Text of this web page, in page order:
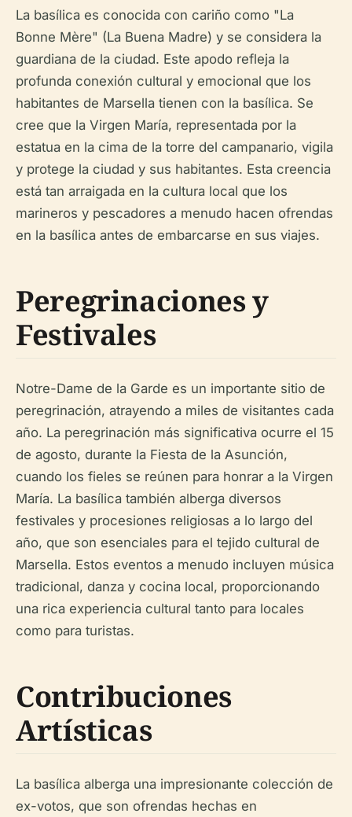
La basílica es conocida con cariño como "La
Bonne Mère" (La Buena Madre) y se considera la
guardiana de la ciudad. Este apodo refleja la
profunda conexión cultural y emocional que los
habitantes de Marsella tienen con la basílica. Se
cree que la Virgen María, representada por la
estatua en la cima de la torre del campanario, vigila
y protege la ciudad y sus habitantes. Esta creencia
está tan arraigada en la cultura local que los
marineros y pescadores a menudo hacen ofrendas
en la basílica antes de embarcarse en sus viajes.
Peregrinaciones y
Festivales
Notre-Dame de la Garde es un importante sitio de
peregrinación, atrayendo a miles de visitantes cada
año. La peregrinación más significativa ocurre el 15
de agosto, durante la Fiesta de la Asunción,
cuando los fieles se reúnen para honrar a la Virgen
María. La basílica también alberga diversos
festivales y procesiones religiosas a lo largo del
año, que son esenciales para el tejido cultural de
Marsella. Estos eventos a menudo incluyen música
tradicional, danza y cocina local, proporcionando
una rica experiencia cultural tanto para locales
como para turistas.
Contribuciones
Artísticas
La basílica alberga una impresionante colección de
ex-votos, que son ofrendas hechas en